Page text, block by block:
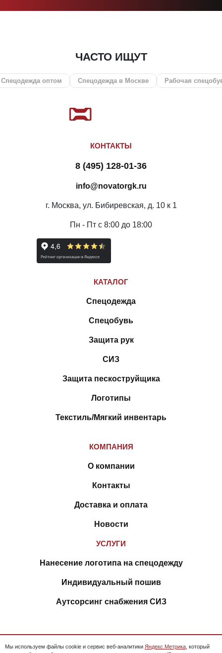
ЧАСТО ИЩУТ
оптом Спецодежда в Москве Рабочая спецобувь
КОНТАКТЫ
8 (495) 128-01-36
info@novatorgk.ru
г. Москва, ул. Бибиревская, д. 10 к 1
Пн - Пт с 8:00 до 18:00
КАТАЛОГ
Спецодежда
Спецобувь
Защита рук
СИЗ
Защита пескоструйщика
Логотипы
Текстиль/Мягкий инвентарь
КОМПАНИЯ
О компании
Контакты
Доставка и оплата
Новости
УСЛУГИ
Нанесение логотипа на спецодежду
Индивидуальный пошив
Аутсорсинг снабжения СИЗ
Мы используем файлы cookie и сервис веб-аналитики Яндекс.Метрика, который